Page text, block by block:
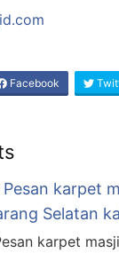
Facebook
karpet
Selatan
karpet